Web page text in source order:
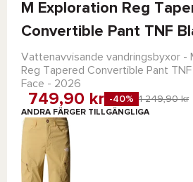
M Exploration Reg
Convertible Pant TNF
Vattenavvisande vandringsbyxor -
Reg Tapered Convertible Pant
Face - 2026
749,90 kr -40% 1 249,90 kr
ANDRA FÄRGER TILLGÄNGLIGA